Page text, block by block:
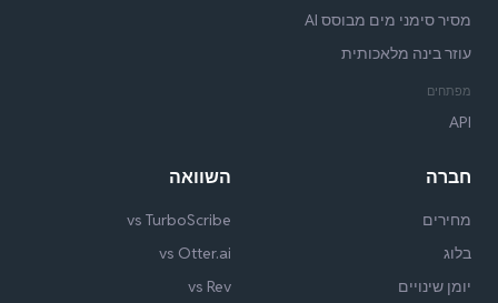
מסיר סימני מים מבוסס AI
עוזר בינה מלאכותית
מפתחים
API
חברה
מחירים
בלוג
יומן שינויים
השוואה
vs TurboScribe
vs Otter.ai
vs Rev